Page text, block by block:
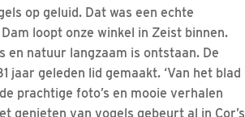
op geluid. Dat was een echte
loopt onze winkel in Zeist binnen.
natuur langzaam is ontstaan. De
jaar geleden lid gemaakt. ‘Van het blad
prachtige foto’s en mooie verhalen
genieten van vogels gebeurt al in Cor’s